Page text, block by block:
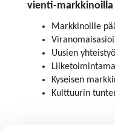
vienti-markkinoilla
Markkinoille
Uusien
Kyseisen
Kulttuurin